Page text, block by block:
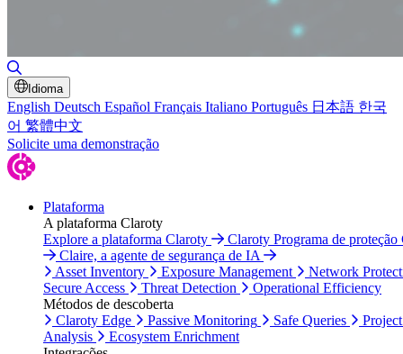
Idioma
English Deutsch Español Français Italiano Português 日本語 한국
어 繁體中文
Solicite uma demonstração
Plataforma
A plataforma Claroty
Explore a plataforma Claroty
Claroty Programa de proteção
Claire, a agente de segurança de IA
Asset Inventory
Exposure Management
Network
Secure Access
Threat Detection
Operational Efficiency
Métodos de descoberta
Claroty Edge
Passive Monitoring Safe Queries
Analysis
Ecosystem Enrichment